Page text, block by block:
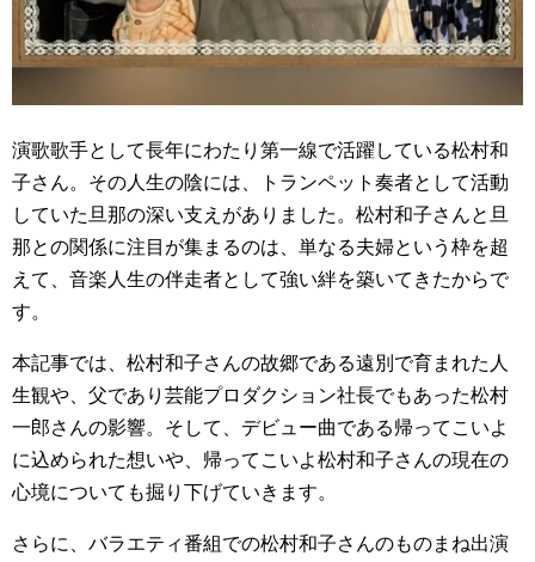
演歌歌手として長年にわたり第一線で活躍している松村和
子さん。その人生の陰には、トランペット奏者として活動
していた旦那の深い支えがありました。松村和子さんと旦
那との関係に注目が集まるのは、単なる夫婦という枠を超
えて、音楽人生の伴走者として強い絆を築いてきたからで
す。
本記事では、松村和子さんの故郷である遠別で育まれた人
生観や、父であり芸能プロダクション社長でもあった松村
一郎さんの影響。そして、デビュー曲である帰ってこいよ
に込められた想いや、帰ってこいよ松村和子さんの現在の
心境についても掘り下げていきます。
さらに、バラエティ番組での松村和子さんのものまね出演